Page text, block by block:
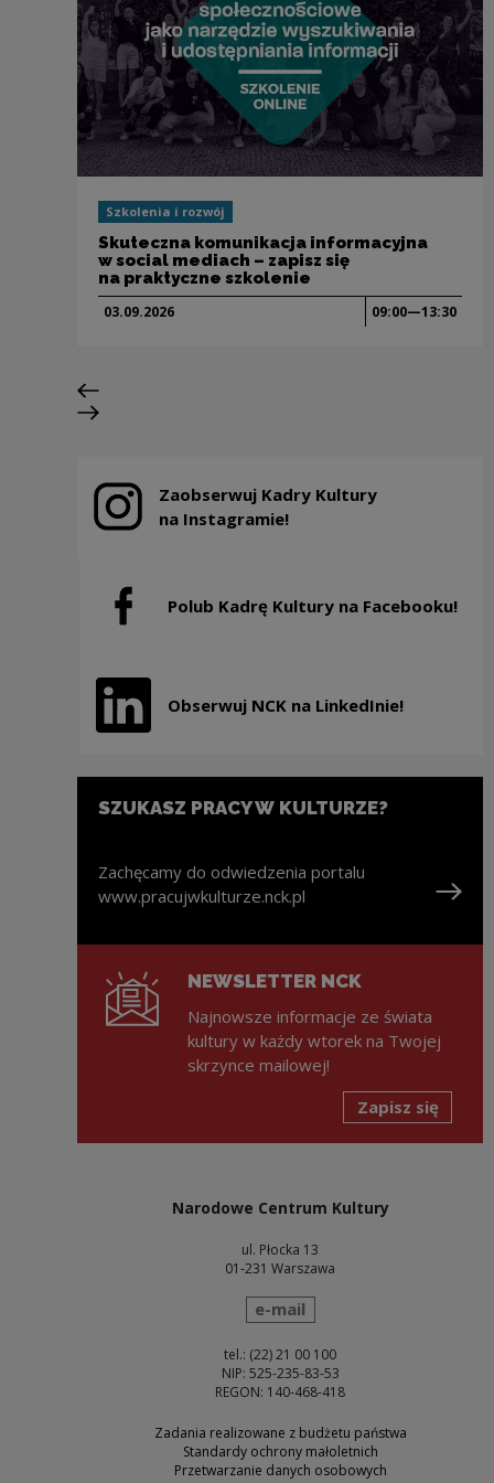
Szkolenia i rozwój
Skuteczna komunikacja informacyjna
w social mediach – zapisz się
na praktyczne szkolenie
03.09.2026 09:00—13:30
Poprzedni slajd
Następny slajd
Zaobserwuj Kadry Kultury
na Instagramie!
Uwaga, link zostanie otwarty w nowym oknie
Polub Kadrę Kultury na Facebooku!
Uwaga, link zostanie otwarty w nowym oknie
Obserwuj NCK na LinkedInie!
Uwaga, link zostanie otwarty w nowym oknie
SZUKASZ PRACY W KULTURZE?
Zachęcamy do odwiedzenia portalu
www.pracujwkulturze.nck.pl
NEWSLETTER NCK
Najnowsze informacje ze świata
kultury w każdy wtorek na Twojej
skrzynce mailowej!
Zapisz się
Narodowe Centrum Kultury
ul. Płocka 13
01-231 Warszawa
wyślij wiadomość
e-mail
tel.: (22) 21 00 100
NIP: 525-235-83-53
REGON: 140-468-418
Zadania realizowane z budżetu państwa
Standardy ochrony małoletnich
Przetwarzanie danych osobowych